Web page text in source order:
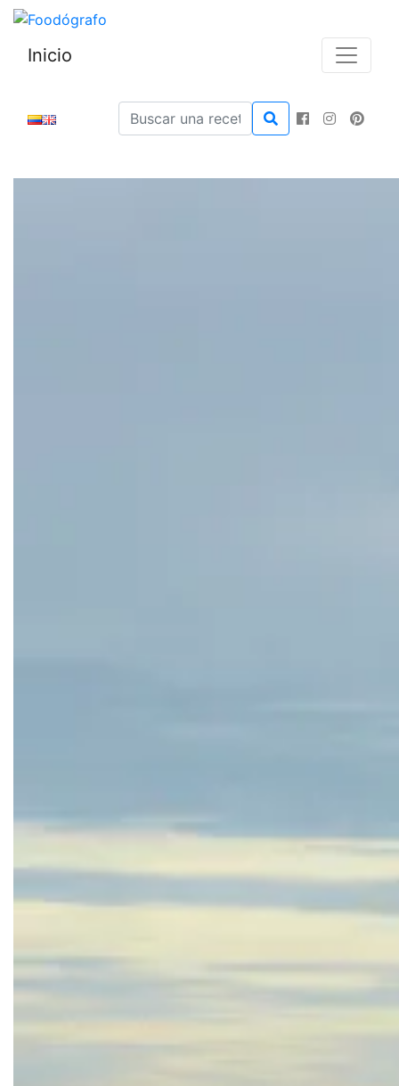
Inicio